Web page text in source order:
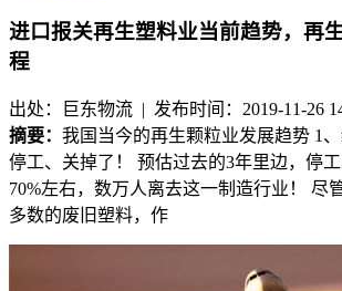
进口报关再生塑料业当前趋势，再
程
出处：巨东物流 | 发布时间：2019-11-26
摘要： 我国当今的再生颗粒业发展趋势 1
停工、关掉了！ 预估过去的3年里边，停
70%左右，数万人离去这一制造行业！ 尽
多数的废旧塑料，作